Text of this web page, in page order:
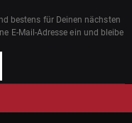
bestens für Deinen nächsten
E-Mail-Adresse ein und bleibe